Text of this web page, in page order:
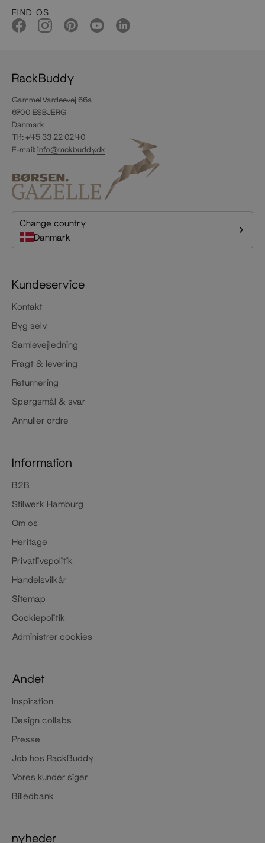
FIND OS
RackBuddy
Gammel Vardeevej 66a
6700 ESBJERG
Danmark
Tlf:+45 33 22 02 40
E-mail:info@rackbuddy.dk
Change country
Danmark
Kundeservice
Kontakt
Byg selv
Samlevejledning
Fragt & levering
Returnering
Spørgsmål & svar
Annuller ordre
Information
B2B
Stilwerk Hamburg
Om os
Heritage
Privatlivspolitik
Handelsvilkår
Sitemap
Cookiepolitik
Administrer cookies
Andet
Inspiration
Design collabs
Presse
Job hos RackBuddy
Vores kunder siger
Billedbank
nyheder